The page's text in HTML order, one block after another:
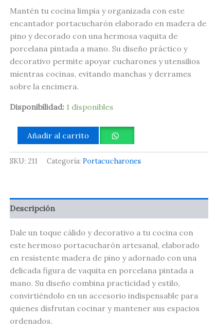
Mantén tu cocina limpia y organizada con este
encantador portacucharón elaborado en madera de
pino y decorado con una hermosa vaquita de
porcelana pintada a mano. Su diseño práctico y
decorativo permite apoyar cucharones y utensilios
mientras cocinas, evitando manchas y derrames
sobre la encimera.
Disponibilidad: 1 disponibles
Añadir al carrito
SKU: 211 Categoría: Portacucharones
Descripción
Dale un toque cálido y decorativo a tu cocina con
este hermoso portacucharón artesanal, elaborado
en resistente madera de pino y adornado con una
delicada figura de vaquita en porcelana pintada a
mano. Su diseño combina practicidad y estilo,
convirtiéndolo en un accesorio indispensable para
quienes disfrutan cocinar y mantener sus espacios
ordenados.